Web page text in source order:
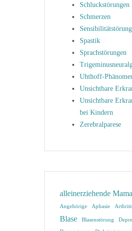
Schluckstörungen
Schmerzen
Spastik
Sprachstörungen
Uhthoff-
Unsichtbare
Unsichtbare
bei Kindern
Zerebralparese
alleinerziehende Mama
Angehörige Aphasie
Blase Blasenstörung